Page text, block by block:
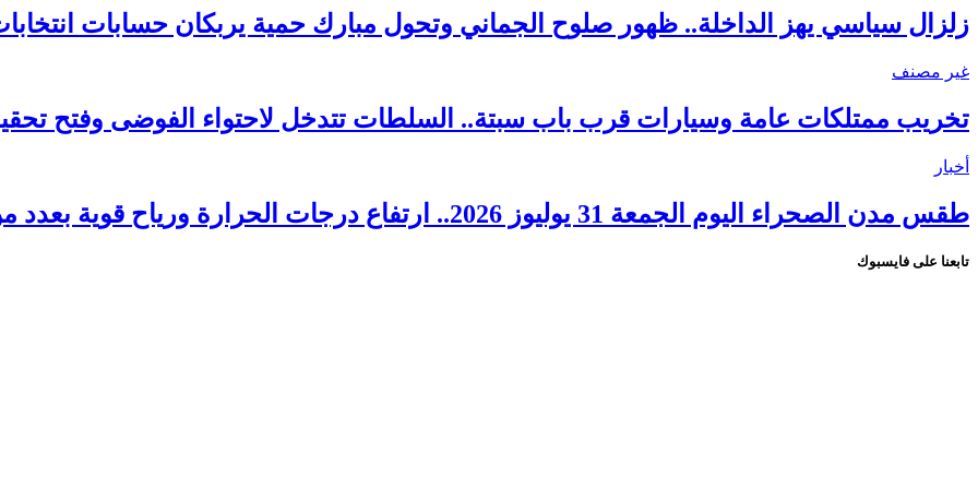
زلزال سياسي يهز الداخلة.. ظهور صلوح الجماني وتحول مبارك حمية يربكان حسابات انتخابات
غير مصنف
تخريب ممتلكات عامة وسيارات قرب باب سبتة.. السلطات تتدخل لاحتواء الفوضى وفتح
أخبار
طقس مدن الصحراء اليوم الجمعة 31 يوليوز 2026.. ارتفاع درجات الحرارة ورياح قوية بعدد من الأقاليم
تابعنا على فايسبوك